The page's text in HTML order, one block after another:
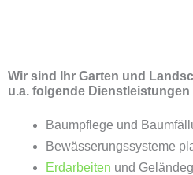
Wir sind Ihr Garten und
u.a. folgende Dienstleistungen
Baumpflege und
Bewässerungssysteme
Erdarbeiten und